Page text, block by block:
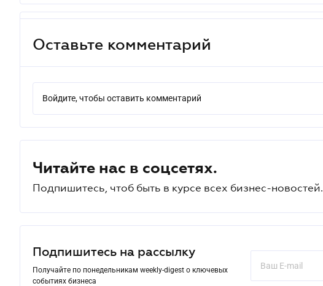
Оставьте комментарий
Войдите, чтобы оставить комментарий
Читайте нас в соцсетях.
Подпишитесь, чтоб быть в курсе всех бизнес-новостей.
Подпишитесь на рассылку
Получайте по понедельникам weekly-digest о ключевых
событиях бизнеса